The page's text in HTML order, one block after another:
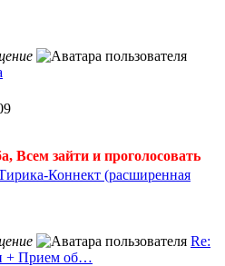
Всем зайти и проголосовать
Коннект (расширенная
Re:
+ Прием об…